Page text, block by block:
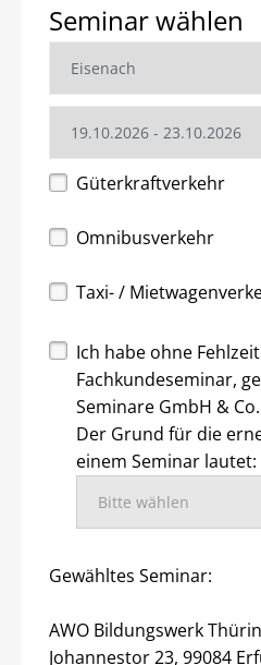
Seminar wählen
Güterkraftverkehr
Omnibusverkehr
Taxi- /
Ich habe ohne
Fachkundeseminar,
Seminare GmbH &
Der Grund für die
einem Seminar lautet:
Gewähltes Seminar:
AWO Bildungswerk
Johannestor 23, 99084